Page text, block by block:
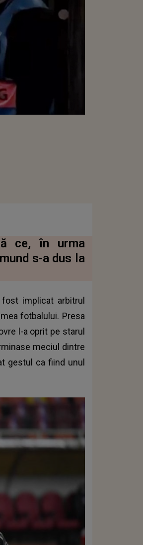
ce, în urma
s-a dus la
implicat arbitrul
fotbalului. Presa
l-a oprit pe starul
meciul dintre
gestul ca fiind unul